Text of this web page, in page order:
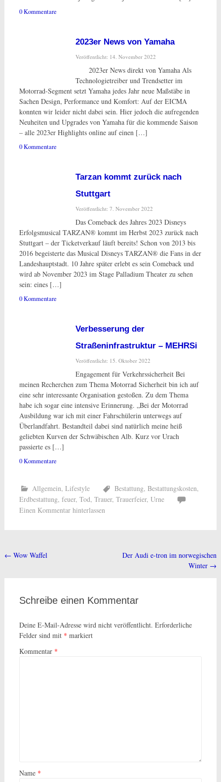
0 Kommentare
2023er News von Yamaha
Veröffentlicht: 14. November 2022
2023er News direkt von Yamaha Als
Technologietreiber und Trendsetter im
Motorrad-Segment setzt Yamaha jedes Jahr neue Maßstäbe in
Sachen Design, Performance und Komfort: Auf der EICMA
konnten wir leider nicht dabei sein. Hier jedoch die aufregenden
Neuheiten und Upgrades von Yamaha für die kommende Saison
– alle 2023er Highlights online auf einen […]
0 Kommentare
Tarzan kommt zurück nach
Stuttgart
Veröffentlicht: 7. November 2022
Das Comeback des Jahres 2023 Disneys
Erfolgsmusical TARZAN® kommt im Herbst 2023 zurück nach
Stuttgart – der Ticketverkauf läuft bereits! Schon von 2013 bis
2016 begeisterte das Musical Disneys TARZAN® die Fans in der
Landeshauptstadt. 10 Jahre später erlebt es sein Comeback und
wird ab November 2023 im Stage Palladium Theater zu sehen
sein: eines […]
0 Kommentare
Verbesserung der
Straßeninfrastruktur – MEHRSi
Veröffentlicht: 15. Oktober 2022
Engagement für Verkehrssicherheit Bei
meinen Recherchen zum Thema Motorrad Sicherheit bin ich auf
eine sehr interessante Organisation gestoßen. Zu dem Thema
habe ich sogar eine intensive Erinnerung. „Bei der Motorrad
Ausbildung war ich mit einer Fahrschülerin unterwegs auf
Überlandfahrt. Bestandteil dabei sind natürlich meine heiß
geliebten Kurven der Schwäbischen Alb. Kurz vor Urach
passierte es […]
0 Kommentare
Allgemein, Lifestyle Bestattung, Bestattungskosten,
Erdbestattung, feuer, Tod, Trauer, Trauerfeier, Urne
Einen Kommentar hinterlassen
Beitragsnavigation
← Wow Waffel
Der Audi e-tron im norwegischen
Winter →
Schreibe einen Kommentar
Deine E-Mail-Adresse wird nicht veröffentlicht. Erforderliche
Felder sind mit * markiert
Kommentar *
Name *